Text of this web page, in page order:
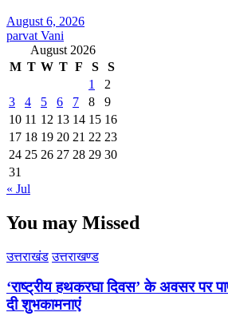
August 6, 2026
parvat Vani
August 2026
M T W T F S
S
1
2
3
4 5 6 7 8
9
10 11 12 13 14 15 16
17 18 19 20 21 22 23
24 25 26 27 28 29 30
31
« Jul
You may Missed
उत्तराखंड उत्तराखण्ड
‘राष्ट्रीय हथकरघा दिवस’ के अवसर पर
दी शुभकामनाएं